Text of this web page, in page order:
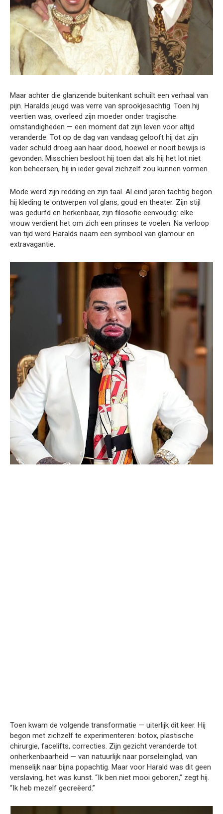
Maar achter die glanzende buitenkant schuilt een verhaal van
pijn. Haralds jeugd was verre van sprookjesachtig. Toen hij
veertien was, overleed zijn moeder onder tragische
omstandigheden — een moment dat zijn leven voor altijd
veranderde. Tot op de dag van vandaag gelooft hij dat zijn
vader schuld droeg aan haar dood, hoewel er nooit bewijs is
gevonden. Misschien besloot hij toen dat als hij het lot niet
kon beheersen, hij in ieder geval zichzelf zou kunnen vormen.
Mode werd zijn redding en zijn taal. Al eind jaren tachtig begon
hij kleding te ontwerpen vol glans, goud en theater. Zijn stijl
was gedurfd en herkenbaar, zijn filosofie eenvoudig: elke
vrouw verdient het om zich een prinses te voelen. Na verloop
van tijd werd Haralds naam een symbool van glamour en
extravagantie.
Toen kwam de volgende transformatie — uiterlijk dit keer. Hij
begon met zichzelf te experimenteren: botox, plastische
chirurgie, facelifts, correcties. Zijn gezicht veranderde tot
onherkenbaarheid — van natuurlijk naar porseleinglad, van
menselijk naar bijna popachtig. Maar voor Harald was dit geen
verslaving, het was kunst. “Ik ben niet mooi geboren,” zegt hij.
“Ik heb mezelf gecreëerd.”